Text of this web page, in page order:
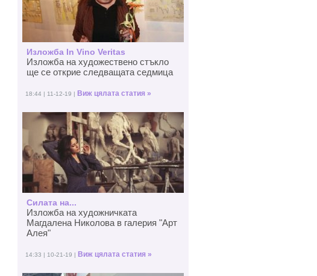
Изложба In Vino Veritas
Изложба на художествено стъкло
ще се открие следващата седмица
18:44 | 11-12-19 | Виж цялата статия »
Силата на...
Изложба на художничката
Магдалена Николова в галерия "Арт
Алея"
14:33 | 10-21-19 | Виж цялата статия »